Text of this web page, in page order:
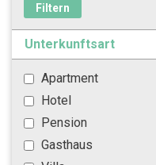
Filtern
Unterkunftsart
Apartment
Hotel
Pension
Gasthaus